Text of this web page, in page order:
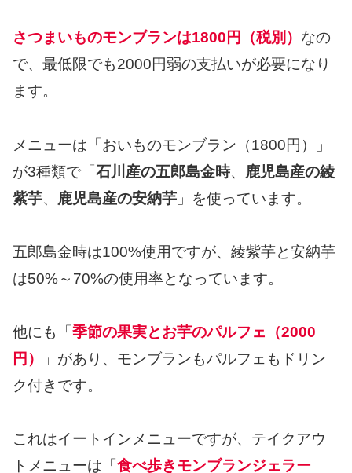
さつまいものモンブランは1800円（税別） なの
で、最低限でも2000円弱の支払いが必要になり
ます。
メニューは「おいものモンブラン（1800円）」
が3種類で「石川産の五郎島金時、 鹿児島産の綾
紫芋、 鹿児島産の安納芋 」を使っています。
五郎島金時は100%使用ですが、綾紫芋と安納芋
は50%～70%の使用率となっています。
他にも「 季節の果実とお芋のパルフェ（2000
円）
」があり、モンブランもパルフェもドリン
ク付きです。
これはイートインメニューですが、テイクアウ
トメニューは「 食べ歩きモンブランジェラー